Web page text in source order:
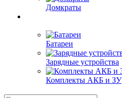
Домкраты
Батареи
Зарядные устройства
Комплекты АКБ и ЗУ